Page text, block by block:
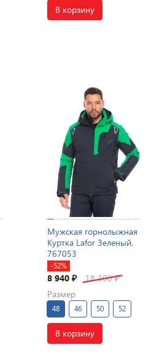
В корзину
Мужская горнолыжная
Куртка Lafor Зеленый,
767053
-52%
8 940 ₽ 18 300₽
Размер
48 46 50 52
В корзину